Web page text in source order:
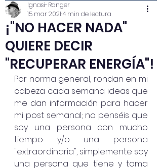
¡"NO HACER NADA"
QUIERE DECIR
"RECUPERAR ENERGÍA"!
Ignasi-Ranger
15 mar 20214 min de lectura
Por norma general, rondan en mi
cabeza cada semana ideas que
me dan información para hacer
mi post semanal; no penséis que
soy una persona con mucho
tiempo y/o una persona
"extraordinaria", simplemente soy
una persona que tiene y toma